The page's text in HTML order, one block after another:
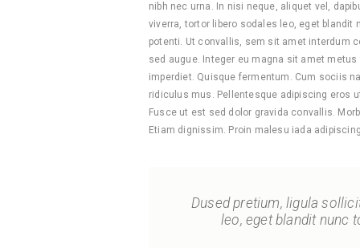
nibh nec urna. In nisi neque, aliquet vel,
viverra, tortor libero sodales leo, eget blandit
potenti. Ut convallis, sem sit amet interdum
sed augue. Integer eu magna sit amet
imperdiet. Quisque fermentum. Cum sociis
ridiculus mus. Pellentesque adipiscing eros
Fusce ut est sed dolor gravida convallis.
Etiam dignissim. Proin malesu iada
Dused pretium, ligula
leo, eget blandit nunc